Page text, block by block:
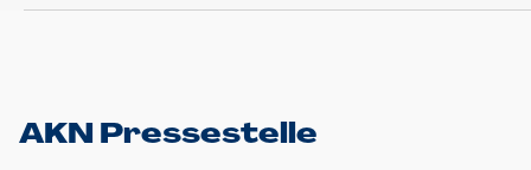
AKN Pressestelle